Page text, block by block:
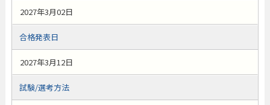
2027年3月02日
合格発表日
2027年3月12日
試験/選考方法